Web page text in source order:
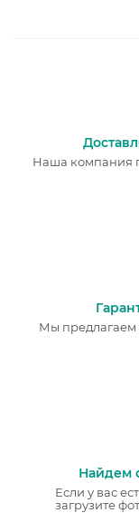
Наша компания
Мы предлагаем
Найдем
Если у вас
загрузите